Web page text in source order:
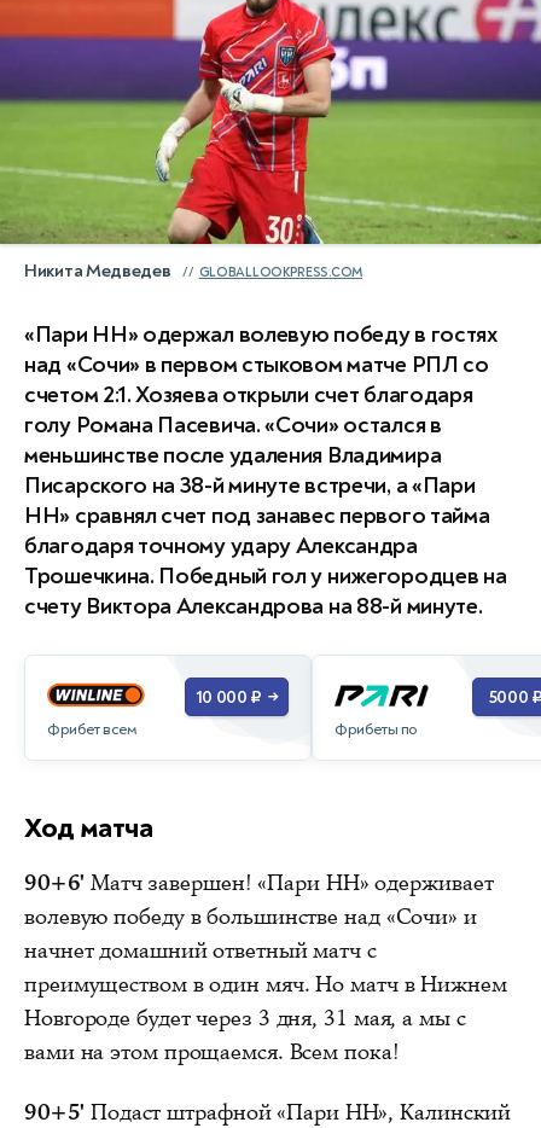
Никита Медведев GLOBALLOOKPRESS.COM
«Пари НН» одержал волевую победу в гостях
над «Сочи» в первом стыковом матче РПЛ со
счетом 2:1. Хозяева открыли счет благодаря
голу Романа Пасевича. «Сочи» остался в
меньшинстве после удаления Владимира
Писарского на 38-й минуте встречи, а «Пари
НН» сравнял счет под занавес первого тайма
благодаря точному удару Александра
Трошечкина. Победный гол у нижегородцев на
счету Виктора Александрова на 88-й минуте.
Фрибет всем
10 000 ₽ →
Фрибеты по
5000
Ход матча
90+6' Матч завершен! «Пари НН» одерживает
волевую победу в большинстве над «Сочи» и
начнет домашний ответный матч с
преимуществом в один мяч. Но матч в Нижнем
Новгороде будет через 3 дня, 31 мая, а мы с
вами на этом прощаемся. Всем пока!
90+5' Подаст штрафной «Пари НН», Калинский